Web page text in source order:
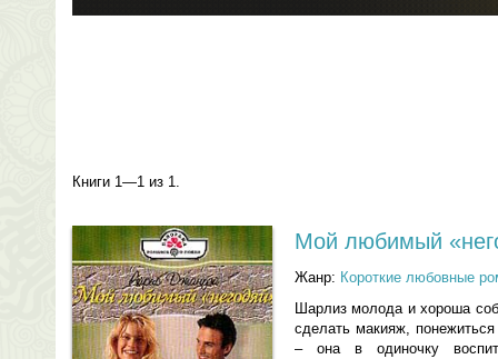
Книги 1—1 из 1.
Мой любимый
Жанр: Короткие любовные
Шарлиз молода и хороша
сделать макияж,
– она в одиночку